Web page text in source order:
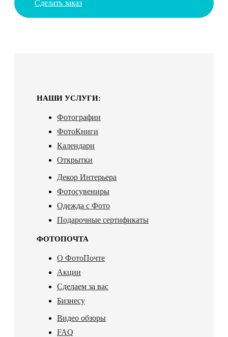
Сделать заказ
НАШИ УСЛУГИ:
Фотографии
ФотоКниги
Календари
Открытки
Декор Интерьера
Фотосувениры
Одежда с Фото
Подарочные сертификаты
ФОТОПОЧТА
О ФотоПочте
Акции
Сделаем за вас
Бизнесу
Видео обзоры
FAQ